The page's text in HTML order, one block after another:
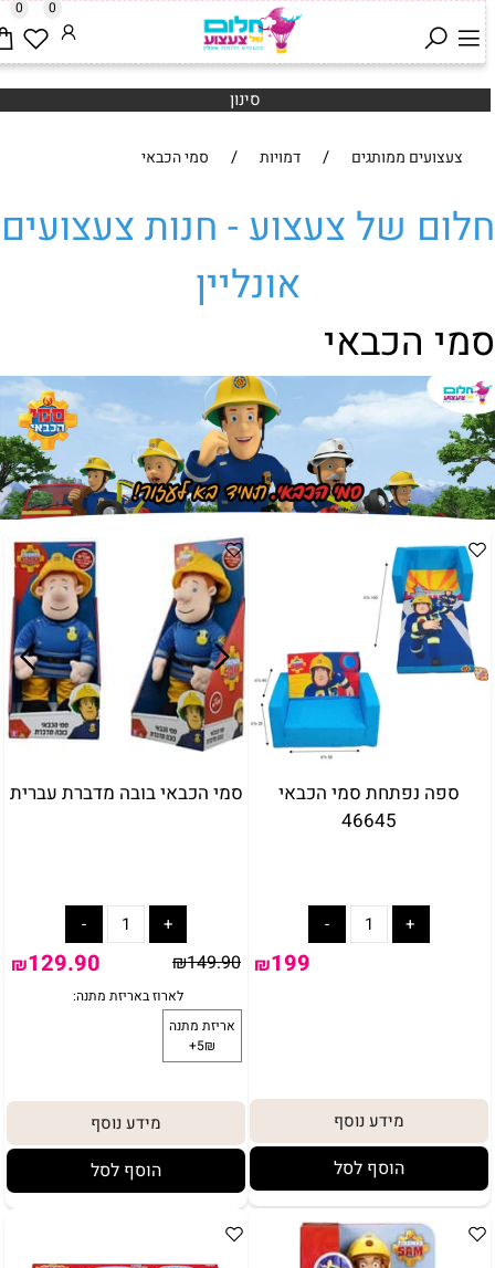
0 0
סינון
צעצועים ממותגים / דמויות / סמי הכבאי
של צעצוע - חנות צעצועים
אונליין
הכבאי
ספה נפתחת סמי הכבאי
46645
₪199
מידע נוסף
הוסף לסל
סמי הכבאי בובה מדברת עברית
₪149.90
₪129.90
לארוז באריזת מתנה:
מידע נוסף
הוסף לסל